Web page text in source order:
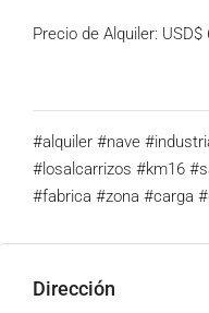
Precio de Alquiler: USD$
#alquiler #nave
#losalcarrizos #km16
#fabrica #zona #carga
Dirección